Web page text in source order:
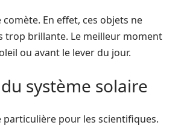
En effet, ces objets ne
trop brillante. Le meilleur moment
ou avant le lever du jour.
système solaire
pour les scientifiques.